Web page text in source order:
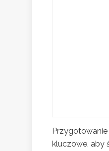
kluczowe, aby